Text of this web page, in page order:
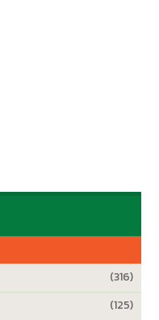
(316)
(125)